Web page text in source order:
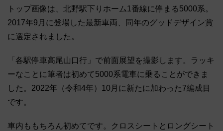
トップ画像は、北野駅下りホーム1番線に停まる5000系。
2017年9月に登場した最新車両、同年のグッドデザイン賞
に選定されました。
「各駅停車高尾山口行」で前面展望を撮影します。ラッキ
ーなことに筆者は初めて5000系電車に乗ることができま
した。2022年（令和4年）10月に新たに加わった7編成目
です。
車内ももちろん初めてです。クロスシートとロングシート